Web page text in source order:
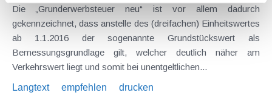
Die „Grunderwerbsteuer neu“ ist vor allem dadurch
gekennzeichnet, dass anstelle des (dreifachen) Einheitswertes
ab 1.1.2016 der sogenannte Grundstückswert als
Bemessungsgrundlage gilt, welcher deutlich näher am
Verkehrswert liegt und somit bei unentgeltlichen...
Langtext
empfehlen drucken